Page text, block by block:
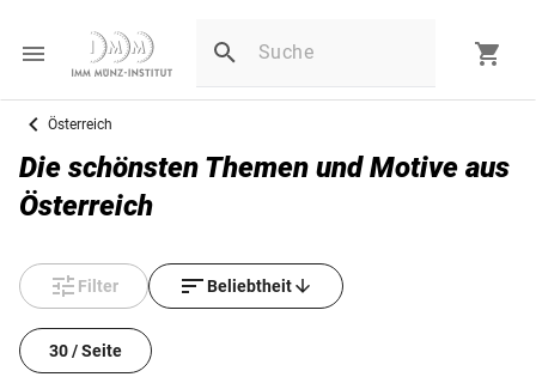
Österreich
Die schönsten Themen und Motive aus
Österreich
Filter Beliebtheit
30 / Seite